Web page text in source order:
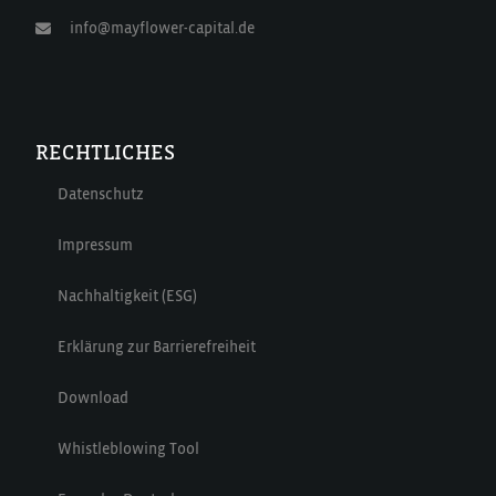
info@mayflower-capital.de
RECHTLICHES
Datenschutz
Impressum
Nachhaltigkeit (ESG)
Erklärung zur Barrierefreiheit
Download
Whistleblowing Tool